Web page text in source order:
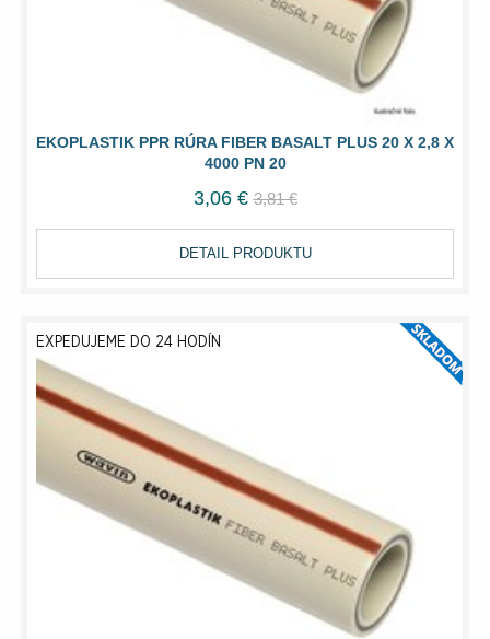
EKOPLASTIK PPR RÚRA FIBER BASALT PLUS 20 X 2,8 X
4000 PN 20
3,06 € 3,81 €
DETAIL PRODUKTU
EXPEDUJEME DO 24 HODÍN